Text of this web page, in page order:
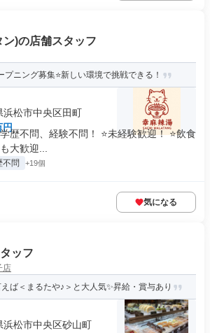
)の店舗スタッフ
プニング募集⭐新しい環境で挑戦できる！
松市中央区田町
円
歴不問、経験不問！ ⭐未経験歓迎！ ⭐飲食
大歓迎...
不問 +19個
気になる
ッフ
店
ば＜まるたや♪＞と大人気✨昇給・賞与あり
松市中央区砂山町